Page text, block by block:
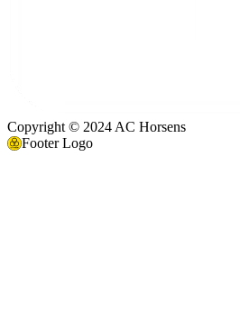
Copyright © 2024 AC Horsens
Footer Logo